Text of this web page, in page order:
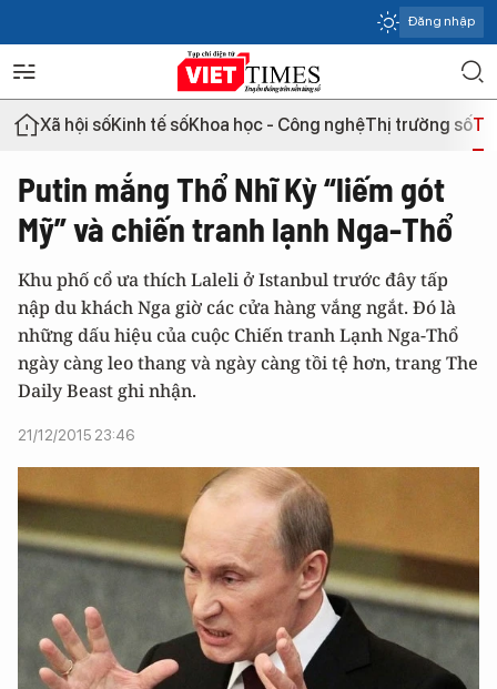
Đăng nhập
Xã hội sốKinh tế sốKhoa học - Công nghệThị trường số
Putin mắng Thổ Nhĩ Kỳ “liếm gót
Mỹ” và chiến tranh lạnh Nga-Thổ
Khu phố cổ ưa thích Laleli ở Istanbul trước đây tấp
nập du khách Nga giờ các cửa hàng vắng ngắt. Đó là
những dấu hiệu của cuộc Chiến tranh Lạnh Nga-Thổ
ngày càng leo thang và ngày càng tồi tệ hơn, trang The
Daily Beast ghi nhận.
21/12/2015 23:46